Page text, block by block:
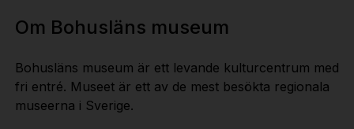
Om Bohusläns museum
Bohusläns museum är ett levande kulturcentrum med
fri entré. Museet är ett av de mest besökta regionala
museerna i Sverige.